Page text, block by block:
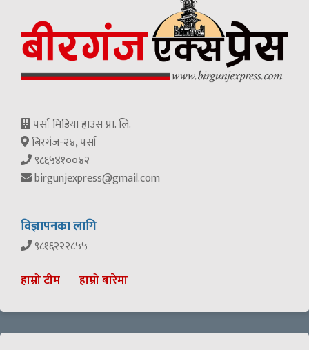
पर्सा मिडिया हाउस प्रा. लि.
बिरगंज-२४, पर्सा
९८६५४१००४२
birgunjexpress@gmail.com
विज्ञापनका लागि
९८१६२२२८५५
हाम्रो टीम हाम्रो बारेमा